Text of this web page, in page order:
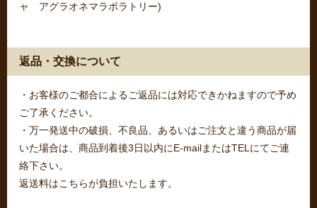
ャ アグラオネマラボラトリー)
返品・交換について
・お客様のご都合によるご返品には対応できかねますので予め
ご了承ください。
・万一発送中の破損、不良品、あるいはご注文と違う商品が届
いた場合は、商品到着後3日以内にE-mailまたはTELにてご連
絡下さい。
返送料はこちらが負担いたします。